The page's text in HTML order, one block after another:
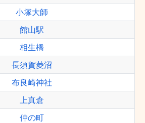
小塚大師
館山駅
相生橋
長須賀菱沼
布良崎神社
上真倉
仲の町